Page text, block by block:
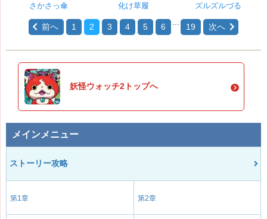
さかさっ傘 化け草履 ズルズルづる
前へ 1 2 3 4 5 6 19 次へ
妖怪ウォッチ2トップへ
メインメニュー
ストーリー攻略
第1章 第2章